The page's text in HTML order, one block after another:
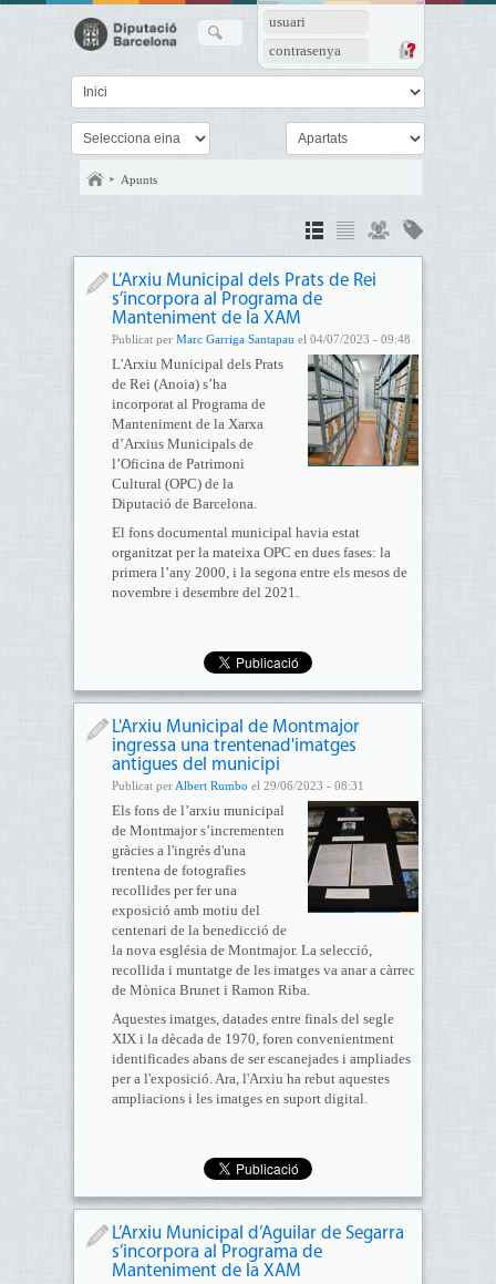
usuari
contrasenya
Apunts
L’Arxiu Municipal dels Prats de Rei
s’incorpora al Programa de
Manteniment de la XAM
Publicat per Marc Garriga Santapau el 04/07/2023 - 09:48
L'Arxiu Municipal dels Prats
de Rei (Anoia) s’ha
incorporat al Programa de
Manteniment de la Xarxa
d’Arxius Municipals de
l’Oficina de Patrimoni
Cultural (OPC) de la
Diputació de Barcelona.
El fons documental municipal havia estat
organitzat per la mateixa OPC en dues fases: la
primera l’any 2000, i la segona entre els mesos de
novembre i desembre del 2021.
L'Arxiu Municipal de Montmajor
ingressa una trentenad'imatges
antigues del municipi
Publicat per Albert Rumbo el 29/06/2023 - 08:31
Els fons de l’arxiu municipal
de Montmajor s’incrementen
gràcies a l'ingrés d'una
trentena de fotografies
recollides per fer una
exposició amb motiu del
centenari de la benedicció de
la nova església de Montmajor. La selecció,
recollida i muntatge de les imatges va anar a càrrec
de Mònica Brunet i Ramon Riba.
Aquestes imatges, datades entre finals del segle
XIX i la dècada de 1970, foren convenientment
identificades abans de ser escanejades i ampliades
per a l'exposició. Ara, l'Arxiu ha rebut aquestes
ampliacions i les imatges en suport digital.
L’Arxiu Municipal d’Aguilar de Segarra
s’incorpora al Programa de
Manteniment de la XAM